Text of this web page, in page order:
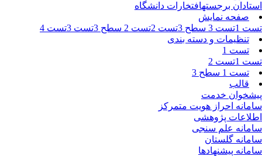
برجستهافتخارات دانشگاه
صفحه نمایش
1
تست 3 سطح 3 تست 2 تست 2 سطح 3 تست 3 تست 4
تنظیمات و دسته بندی
تست 1
1
تست 2
تست 1 سطح 3
قالب
خدمت
احراز هویت متمرکز
پژوهشی
علم سنجی
گلستان
پیشنهادها